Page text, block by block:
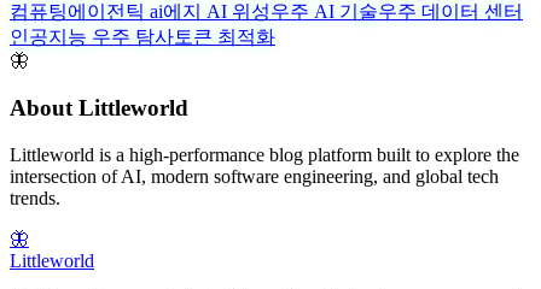
컴퓨팅에이전틱 ai에지 AI 위성우주 AI 기술우주 데이터 센터
인공지능 우주 탐사토큰 최적화
🦋
About Littleworld
Littleworld is a high-performance blog platform built to explore the
intersection of AI, modern software engineering, and global tech
trends.
🦋
Littleworld